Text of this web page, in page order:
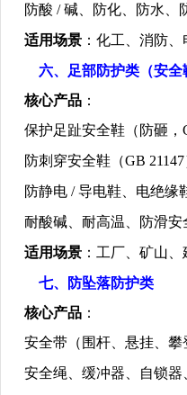
防酸 /碱、防化、防水、
适用场景 ：化工、消防
六、足部防护类（安全
核心产品 ：
保护足趾安全鞋（防砸，
防刺穿安全鞋（GB 21147
防静电 /导电鞋、电绝缘
耐酸碱、耐高温、防滑安
适用场景 ：工厂、矿山
七、防坠落防护类
核心产品 ：
安全带（围杆、悬挂、攀
安全绳、缓冲器、自锁器